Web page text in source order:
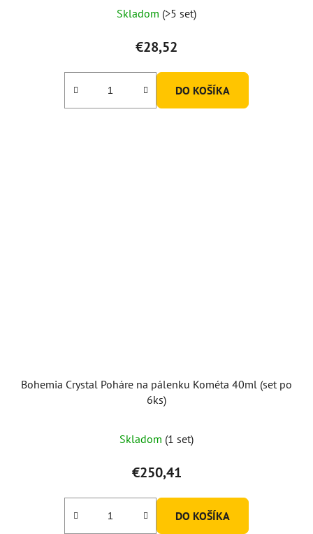
Skladom (>5 set)
€28,52
DO KOŠÍKA
Bohemia Crystal Poháre na pálenku Kométa 40ml (set po
6ks)
Skladom (1 set)
€250,41
DO KOŠÍKA